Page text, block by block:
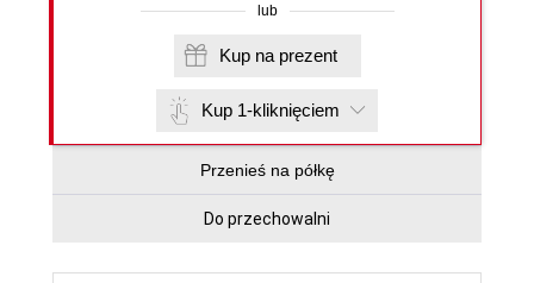
lub
Kup na prezent
Kup 1-kliknięciem
Przenieś na półkę
Do przechowalni